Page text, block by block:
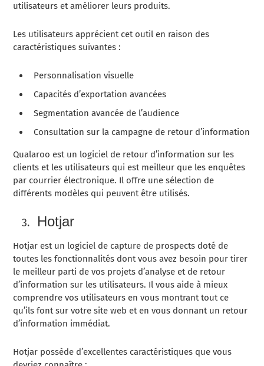
utilisateurs et améliorer leurs produits.
Les utilisateurs apprécient cet outil en raison des
caractéristiques suivantes :
Personnalisation visuelle
Capacités d’exportation avancées
Segmentation avancée de l’audience
Consultation sur la campagne de retour d’information
Qualaroo est un logiciel de retour d’information sur les
clients et les utilisateurs qui est meilleur que les enquêtes
par courrier électronique. Il offre une sélection de
différents modèles qui peuvent être utilisés.
Hotjar
Hotjar est un logiciel de capture de prospects doté de
toutes les fonctionnalités dont vous avez besoin pour tirer
le meilleur parti de vos projets d’analyse et de retour
d’information sur les utilisateurs. Il vous aide à mieux
comprendre vos utilisateurs en vous montrant tout ce
qu’ils font sur votre site web et en vous donnant un retour
d’information immédiat.
Hotjar possède d’excellentes caractéristiques que vous